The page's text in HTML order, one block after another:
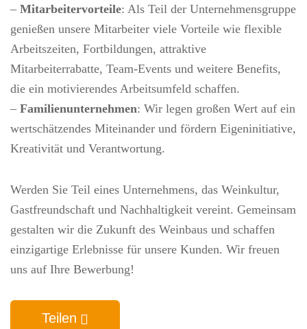
– Mitarbeitervorteile: Als Teil der Unternehmensgruppe
genießen unsere Mitarbeiter viele Vorteile wie flexible
Arbeitszeiten, Fortbildungen, attraktive
Mitarbeiterrabatte, Team-Events und weitere Benefits,
die ein motivierendes Arbeitsumfeld schaffen.
– Familienunternehmen: Wir legen großen Wert auf ein
wertschätzendes Miteinander und fördern Eigeninitiative,
Kreativität und Verantwortung.
Werden Sie Teil eines Unternehmens, das Weinkultur,
Gastfreundschaft und Nachhaltigkeit vereint. Gemeinsam
gestalten wir die Zukunft des Weinbaus und schaffen
einzigartige Erlebnisse für unsere Kunden. Wir freuen
uns auf Ihre Bewerbung!
Teilen